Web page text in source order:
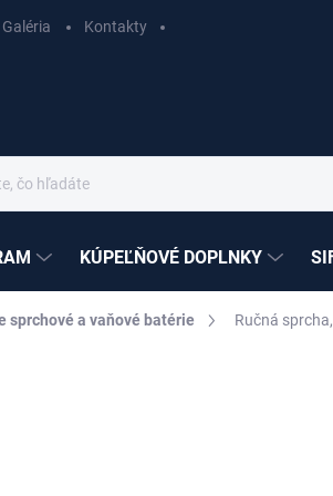
Galéria Kontakty
KÚPEĽŇOVÉ DOPLNKY
sprchové a vaňové batérie Ručná